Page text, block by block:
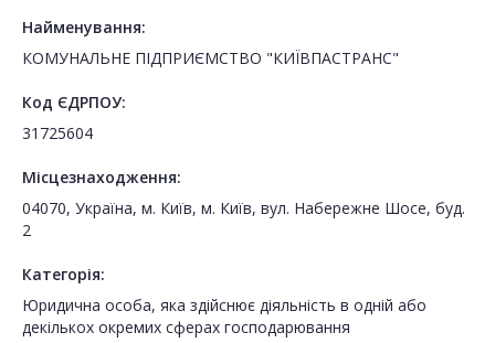
Найменування:
КОМУНАЛЬНЕ ПІДПРИЄМСТВО "КИЇВПАСТРАНС"
Код ЄДРПОУ:
31725604
Місцезнаходження:
04070, Україна, м. Київ, м. Київ, вул. Набережне Шосе, буд.
2
Категорія:
Юридична особа, яка здійснює діяльність в одній або
декількох окремих сферах господарювання